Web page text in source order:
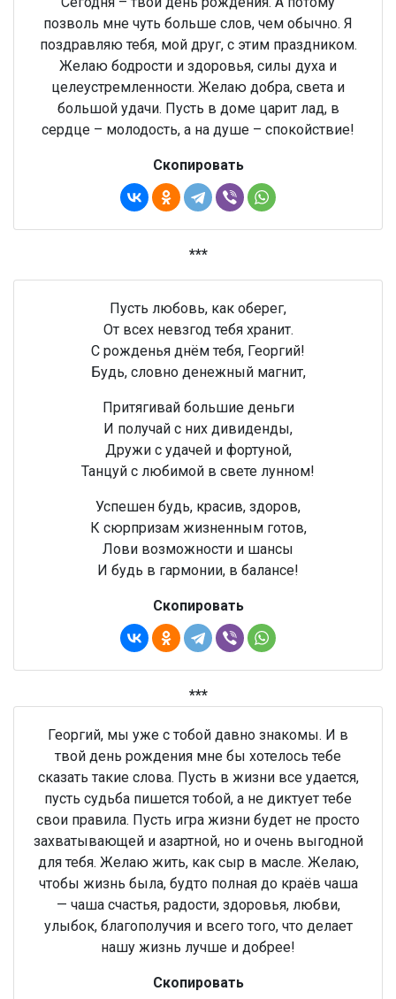
позволь мне чуть больше слов, чем обычно. Я
поздравляю тебя, мой друг, с этим праздником.
Желаю бодрости и здоровья, силы духа и
целеустремленности. Желаю добра, света и
большой удачи. Пусть в доме царит лад, в
сердце – молодость, а на душе – спокойствие!
Скопировать
***
Пусть любовь, как оберег,
От всех невзгод тебя хранит.
С рожденья днём тебя, Георгий!
Будь, словно денежный магнит,
Притягивай большие деньги
И получай с них дивиденды,
Дружи с удачей и фортуной,
Танцуй с любимой в свете лунном!
Успешен будь, красив, здоров,
К сюрпризам жизненным готов,
Лови возможности и шансы
И будь в гармонии, в балансе!
Скопировать
***
Георгий, мы уже с тобой давно знакомы. И в
твой день рождения мне бы хотелось тебе
сказать такие слова. Пусть в жизни все удается,
пусть судьба пишется тобой, а не диктует тебе
свои правила. Пусть игра жизни будет не просто
захватывающей и азартной, но и очень выгодной
для тебя. Желаю жить, как сыр в масле. Желаю,
чтобы жизнь была, будто полная до краёв чаша
— чаша счастья, радости, здоровья, любви,
улыбок, благополучия и всего того, что делает
нашу жизнь лучше и добрее!
Скопировать